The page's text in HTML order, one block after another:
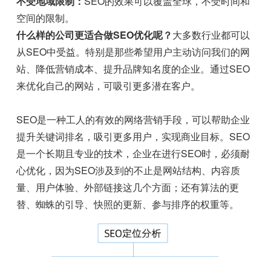
空间的限制。
什么样的公司更适合做SEO优化呢？大多数行业都可以
从SEO中受益。特别是那些希望用户主动访问我们的网
站、降低营销成本、提升品牌知名度的企业。通过SEO
来优化自己的网站，可吸引更多潜在客户。
SEO是一种工人的有效的网络营销手段，可以帮助企业
提升关键词排名，吸引更多用户，实现商业目标。SEO
是一个长期且专业的技术，企业在进行SEO时，必须耐
心优化，因为SEO涉及到的不止是网站结构、内容质
量、用户体验、外部链接这几个方面；还有算法的更
替、蜘蛛的引导、快照的更新、参与排序的权重等。